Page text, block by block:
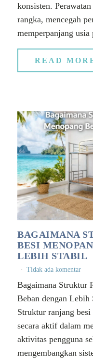
konsisten.
rangka, mencegah
memperpanjang
READ
BAGAIMANA
BESI
LEBIH STABIL
Tidak ada komentar
Bagaimana Struktur
Beban dengan
Struktur ranjang
secara aktif dalam
aktivitas pengguna
mengembangkan